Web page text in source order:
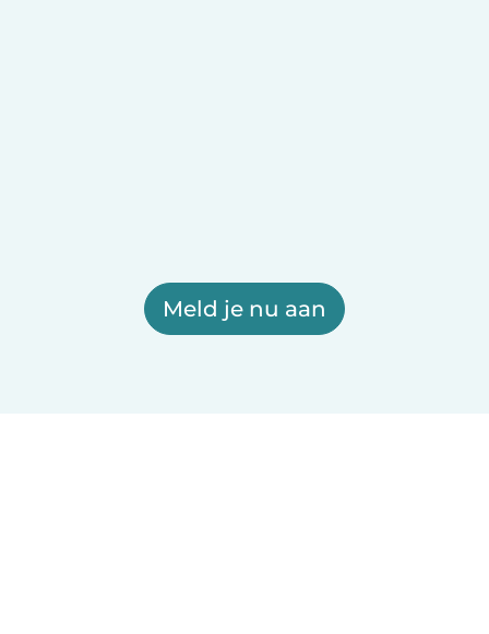
Meld je nu aan